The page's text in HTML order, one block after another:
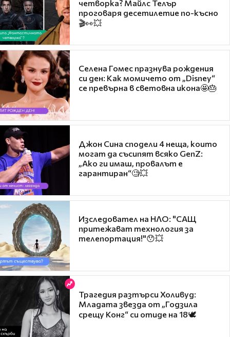
четворка? Майлс Телър
проговаря десетилетие по-късно
🎬👀💥
Селена Гомес празнува рождения
си ден: Как момичето от „Disney“
се превърна в световна икона🤩🎂
Джон Сина сподели 4 неща, които
могат да съсипят всяко GenZ:
„Ако ги имаш, провалът е
гарантиран“🧐💥
Изследовател на НЛО: "САЩ
притежават технология за
телепортация!"😯💥
Трагедия разтърси Холивуд:
Младата звезда от „Годзила
срещу Конг“ си отиде на 18🕊️